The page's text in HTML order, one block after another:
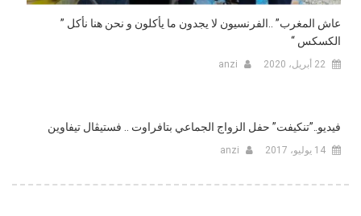
عاش المغرب” ..الفرنسيون لا يجدون ما يأكلون و نحن هنا نأكل ”
الكسكس “
22 أبريل، 2020 anzi
فيديو..”تنكيفت” حفل الزواج الجماعي بتافراوت .. فستيڤال تيفاوين
14 يوليو، 2017 anzi